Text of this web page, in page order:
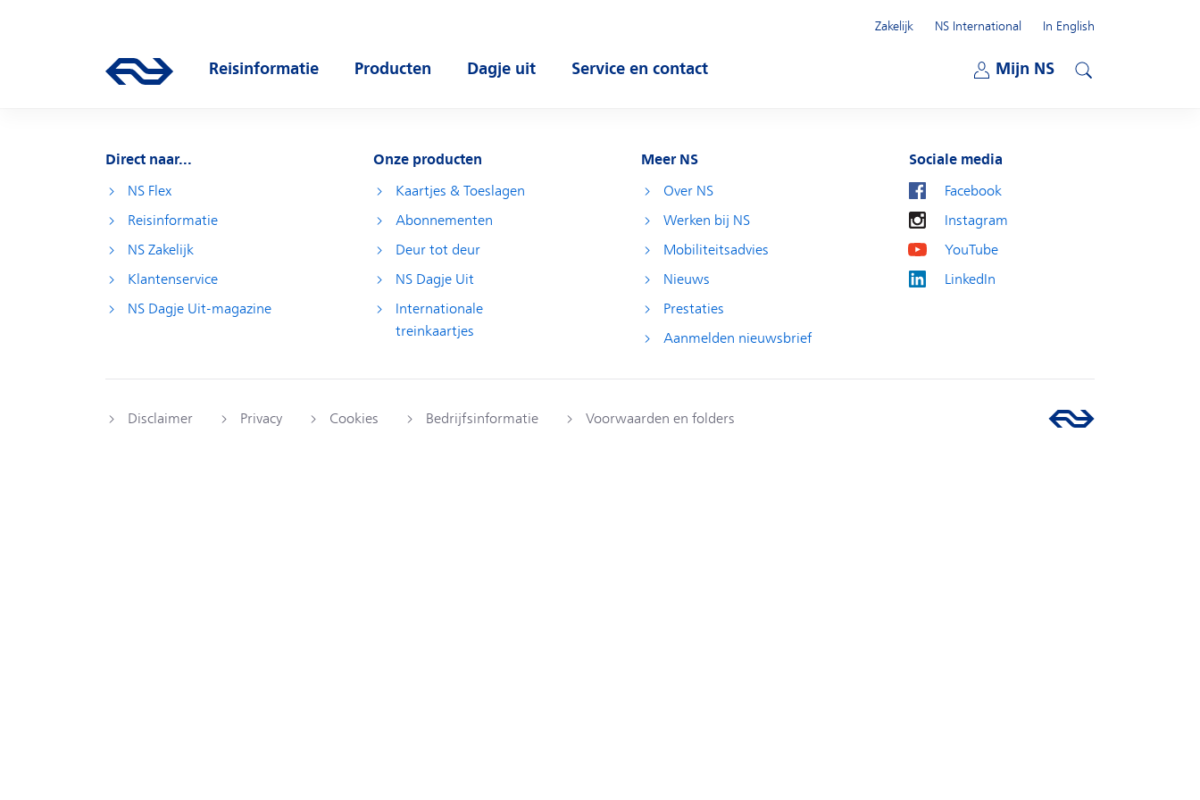
Ga naar de homepage van ns.nl
Reisinformatie
Producten
Dagje uit
Service en contact
Mijn NS
Zakelijk
NS International
In English
Direct naar...
NS Flex
Reisinformatie
NS Zakelijk
Klantenservice
NS Dagje Uit-magazine
Onze producten
Kaartjes & Toeslagen
Abonnementen
Deur tot deur
NS Dagje Uit
Internationale
treinkaartjes
Meer NS
Over NS
Werken bij NS
Mobiliteitsadvies
Nieuws
Prestaties
Aanmelden nieuwsbrief
Sociale media
Facebook
Instagram
YouTube
LinkedIn
Disclaimer Privacy Cookies Bedrijfsinformatie Voorwaarden en folders